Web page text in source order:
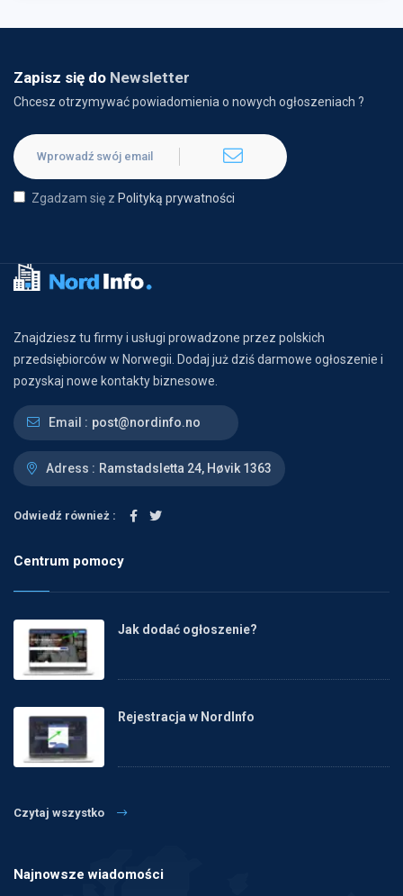
Zapisz się do Newsletter
Chcesz otrzymywać powiadomienia o nowych ogłoszeniach ?
Zgadzam się z Polityką prywatności
Znajdziesz tu firmy i usługi prowadzone przez polskich
przedsiębiorców w Norwegii. Dodaj już dziś darmowe ogłoszenie i
pozyskaj nowe kontakty biznesowe.
Email : post@nordinfo.no
Adress : Ramstadsletta 24, Høvik 1363
Odwiedź również :
Centrum pomocy
Jak dodać ogłoszenie?
Rejestracja w NordInfo
Czytaj wszystko
Najnowsze wiadomości